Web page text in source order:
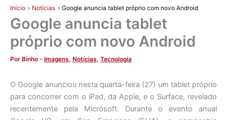
Início Notícias Google anuncia tablet próprio com novo Android
Google anuncia tablet
próprio com novo Android
Por Binho - Imagens, Notícias, Tecnologia
O Google anunciou nesta quarta-feira (27) um tablet próprio
para concorrer com o iPad, da Apple, e o Surface, revelado
recentemente pela Microsoft. Durante o evento anual